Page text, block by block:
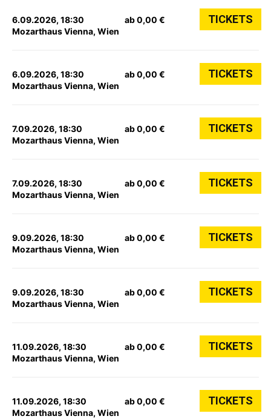
6.09.2026, 18:30
Mozarthaus Vienna, Wien
ab 0,00 € TICKETS
6.09.2026, 18:30
Mozarthaus Vienna, Wien
ab 0,00 € TICKETS
7.09.2026, 18:30
Mozarthaus Vienna, Wien
ab 0,00 € TICKETS
7.09.2026, 18:30
Mozarthaus Vienna, Wien
ab 0,00 € TICKETS
9.09.2026, 18:30
Mozarthaus Vienna, Wien
ab 0,00 € TICKETS
9.09.2026, 18:30
Mozarthaus Vienna, Wien
ab 0,00 € TICKETS
11.09.2026, 18:30
Mozarthaus Vienna, Wien
ab 0,00 € TICKETS
11.09.2026, 18:30
Mozarthaus Vienna, Wien
ab 0,00 € TICKETS